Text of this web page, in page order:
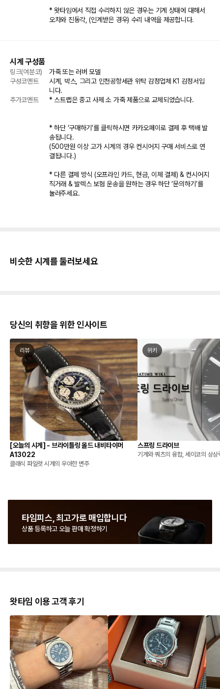
* 왓타임에서 직접 수리하지 않은 경우는 기계 상태에 대해서
오차와 진동각, (인계받은 경우) 수리 내역을 제공합니다.
시계 구성품
링크(여분코)
가죽 또는 러버 모델
구성코멘트
시계, 박스, 그리고 인천공항세관 위탁 감정업체 K1 감정서입
니다.
추가코멘트
* 스트랩은 중고 사제 소 가죽 제품으로 교체되었습니다.
* 하단 ‘구매하기’를 클릭하시면 카카오페이로 결제 후 택배 발
송됩니다.
(500만원 이상 고가 시계의 경우 컨시어지 구매 서비스로 연
결됩니다.)
* 다른 결제 방식 (오프라인 카드, 현금, 이체 결제) & 컨시어지
직거래 & 발렉스 보험 운송을 원하는 경우 하단 ‘문의하기’를
눌러주세요.
비슷한 시계를 둘러보세요
당신의 취향을 위한 인사이트
리뷰
[오늘의 시계] - 브라이틀링 올드 내비타이머
A13022
클래식 파일럿 시계의 우아한 변주
위키
스프링 드라이브
기계와 쿼츠의 융합, 세이코의 상상
타임피스, 최고가로 매입합니다
상품 등록하고 오늘 판매 확정하기
왓타임 이용 고객 후기